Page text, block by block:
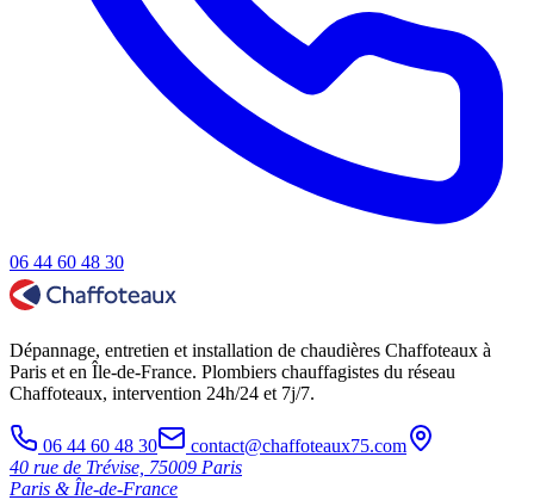
06 44 60 48 30
Dépannage, entretien et installation de chaudières Chaffoteaux à
Paris et en Île-de-France. Plombiers chauffagistes du réseau
Chaffoteaux, intervention 24h/24 et 7j/7.
06 44 60 48 30
contact@chaffoteaux75.com
40 rue de Trévise, 75009 Paris
Paris & Île-de-France